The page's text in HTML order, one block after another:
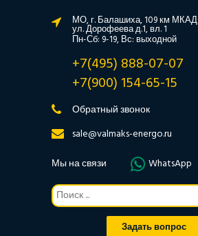
МО, г. Балашиха, 109 км МКАД
ул. Дорофеева д.1, вл. 1
Пн-Сб: 9-19, Вс: выходной
+7(495) 888-07-07
+7(900) 154-65-15
Обратный звонок
sale@valmaks-energo.ru
Мы на связи
WhatsApp
Задать вопрос